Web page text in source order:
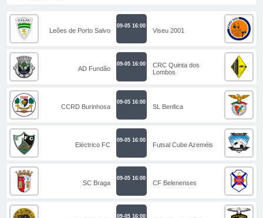
Leões de Porto Salvo
09-05 16:00
Viseu 2001
AD Fundão
09-05 16:00
CRC Quinta dos
Lombos
CCRD Burinhosa
09-05 16:00
SL Benfica
Eléctrico FC
09-05 16:00
Futsal Cube Azeméis
SC Braga
09-05 16:00
CF Belenenses
09-05 16:00